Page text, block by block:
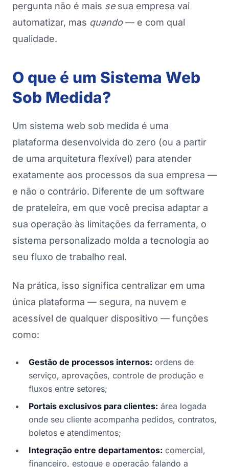
pergunta não é mais sesua empresa vai
automatizar, mas quando— e com qual
qualidade.
O que é um Sistema Web
Sob Medida?
Um sistema web sob medida é uma
plataforma desenvolvida do zero (ou a partir
de uma arquitetura flexível) para atender
exatamente aos processos da sua empresa —
e não o contrário. Diferente de um software
de prateleira, em que você precisa adaptar a
sua operação às limitações da ferramenta, o
sistema personalizado molda a tecnologia ao
seu fluxo de trabalho real.
Na prática, isso significa centralizar em uma
única plataforma — segura, na nuvem e
acessível de qualquer dispositivo — funções
como:
Gestão de processos internos: ordens de
serviço, aprovações, controle de produção e
fluxos entre setores;
Portais exclusivos para clientes: área logada
onde seu cliente acompanha pedidos, contratos,
boletos e atendimentos;
Integração entre departamentos: comercial,
financeiro, estoque e operação falando a